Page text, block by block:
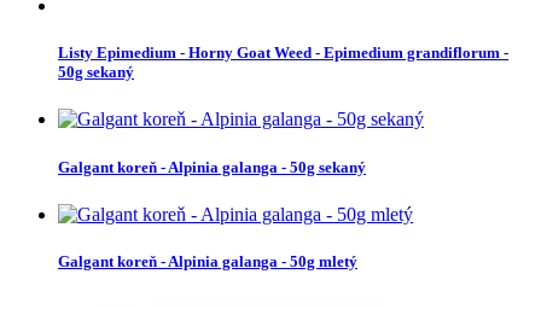
Listy Epimedium - Horny Goat Weed - Epimedium grandiflorum -
50g sekaný
Galgant koreň - Alpinia galanga - 50g sekaný
Galgant koreň - Alpinia galanga - 50g mletý